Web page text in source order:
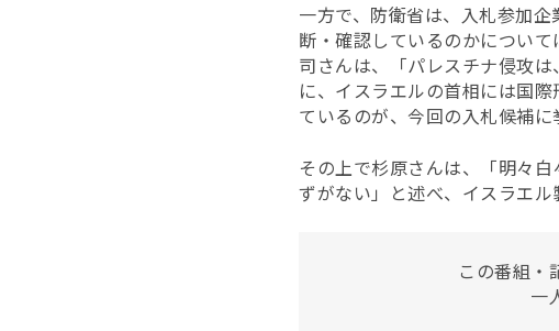
一方で、防衛省は、入札参加
断・確認しているのかについ
司さんは、「パレスチナ侵攻
に、イスラエルの首相には国
ているのが、今回の入札候補
その上で杉原さんは、「明々
ずがない」と述べ、イスラエル
この番組・
一